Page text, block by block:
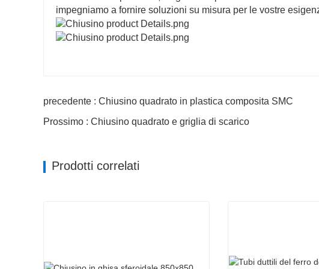
impegniamo a fornire soluzioni su misura per le vostre
precedente : Chiusino quadrato in plastica composita SMC
Prossimo : Chiusino quadrato e griglia di scarico
Prodotti correlati